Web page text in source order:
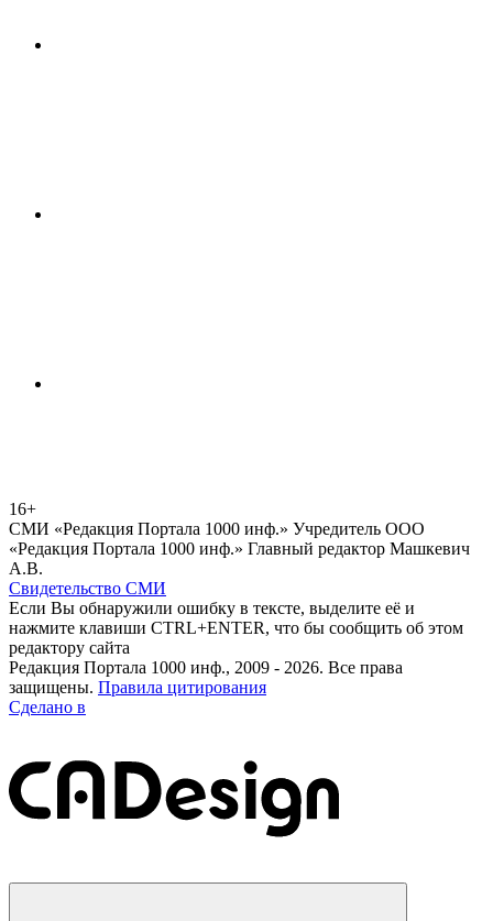
16+
СМИ «Редакция Портала 1000 инф.» Учредитель ООО
«Редакция Портала 1000 инф.» Главный редактор Машкевич
А.В.
Свидетельство СМИ
Если Вы обнаружили ошибку в тексте, выделите её и
нажмите клавиши CTRL+ENTER, что бы сообщить об этом
редактору сайта
Редакция Портала 1000 инф., 2009 - 2026. Все права
защищены. Правила цитирования
Сделано в